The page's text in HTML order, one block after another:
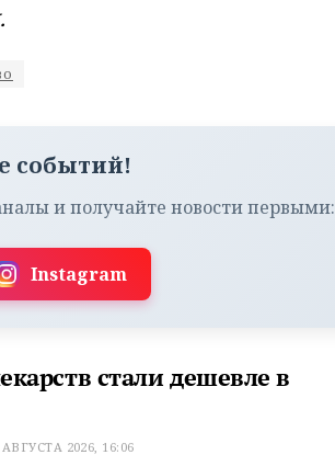
событий!
и получайте новости первыми:
Instagram
стали дешевле в
АВГУСТА 2026, 16:06